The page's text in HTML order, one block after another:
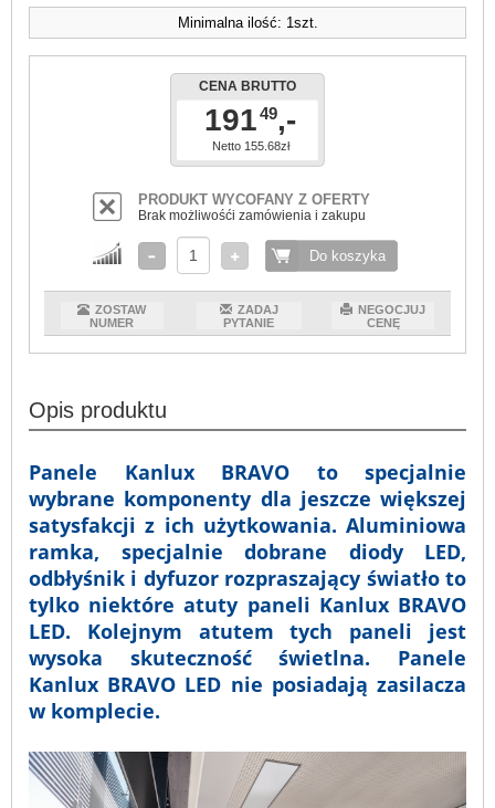
Minimalna ilość: 1szt.
CENA BRUTTO
19149,-
Netto 155.68zł
PRODUKT WYCOFANY Z OFERTY
Brak możliwośći zamówienia i zakupu
Do koszyka
ZOSTAW
NUMER
ZADAJ
PYTANIE
NEGOCJUJ
CENĘ
Opis produktu
Panele Kanlux BRAVO to specjalnie
wybrane komponenty dla jeszcze większej
satysfakcji z ich użytkowania. Aluminiowa
ramka, specjalnie dobrane diody LED,
odbłyśnik i dyfuzor rozpraszający światło to
tylko niektóre atuty paneli Kanlux BRAVO
LED. Kolejnym atutem tych paneli jest
wysoka skuteczność świetlna. Panele
Kanlux BRAVO LED nie posiadają zasilacza
w komplecie.